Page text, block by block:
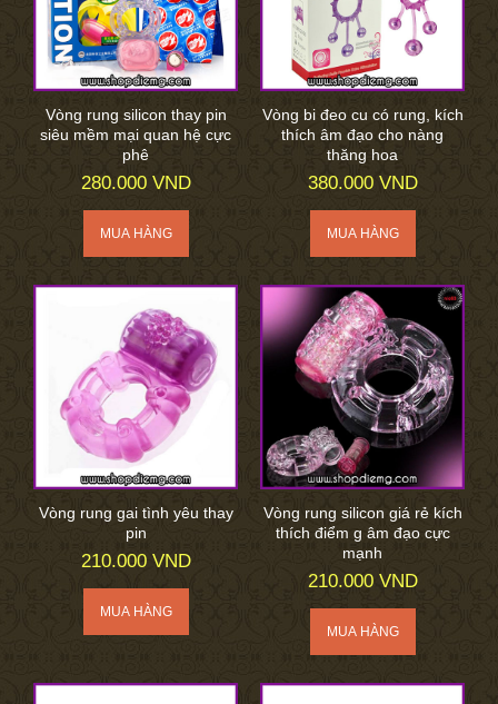
Vòng rung silicon thay pin
siêu mềm mại quan hệ cực
phê
280.000 VND
Vòng bi đeo cu có rung, kích
thích âm đạo cho nàng
thăng hoa
380.000 VND
Vòng rung gai tình yêu thay
pin
210.000 VND
Vòng rung silicon giá rẻ kích
thích điểm g âm đạo cực
mạnh
210.000 VND